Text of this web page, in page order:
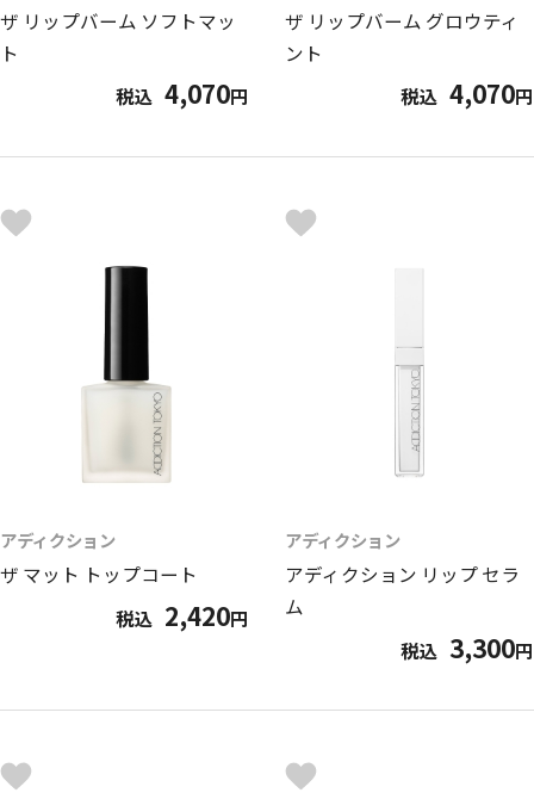
ザ リップバーム ソフトマッ
ト
税込 4,070円
ザ リップバーム グロウティ
ント
税込 4,070円
アディクション
ザ マット トップコート
税込 2,420円
アディクション
アディクション リップ セラ
ム
税込 3,300円